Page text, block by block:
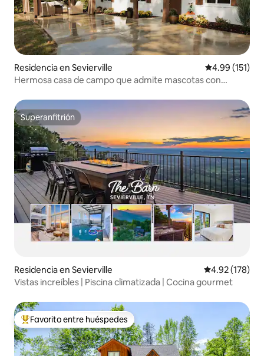
Residencia en Sevierville Calificación
4.99 (151)
Hermosa casa de campo que admite mascotas con
Superanfitrión
Superanfitrión
Residencia en Sevierville Calificación
4.92 (178)
Vistas increíbles | Piscina climatizada | Cocina gourmet
De los mejores en Favorito entre huéspedes
Favorito entre huéspedes